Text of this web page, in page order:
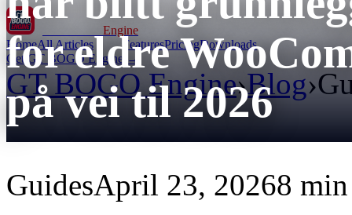
Engine
HomeAll Articles FeaturesPricingDownloads
Get GT BOGO Engine →
GT BOGO Engine›Blog›
for eldre
på vei til 2026
GuidesApril 23, 20268